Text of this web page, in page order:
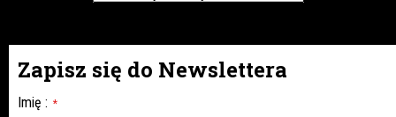
Zapisz się do Newslettera
Imię : *